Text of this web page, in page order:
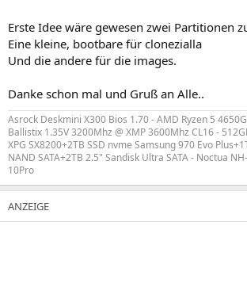
Erste Idee wäre gewesen zwei Partitionen
Eine kleine, bootbare für clonezialla
Und die andere für die images.
Danke schon mal und Gruß an Alle..
Asrock Deskmini X300 Bios 1.70 - AMD Ryzen 5
Ballistix 1.35V 3200Mhz @ XMP 3600Mhz CL16 -
XPG SX8200+2TB SSD nvme Samsung 970 Evo
NAND SATA+2TB 2.5" Sandisk Ultra SATA - Noctua
10Pro